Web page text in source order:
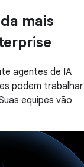
mais
agentes de IA
podem trabalhar
equipes vão